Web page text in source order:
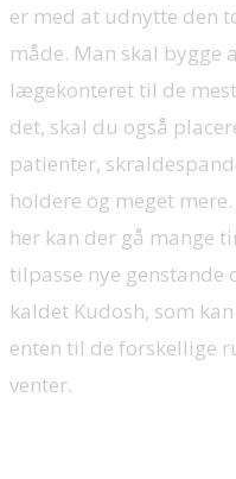
er med at udnytte den
måde. Man skal bygge
lægekonteret til de
det, skal du også
patienter,
holdere og meget
her kan der gå mange
tilpasse nye genstande
kaldet Kudosh, som
enten til de forskellige
venter.